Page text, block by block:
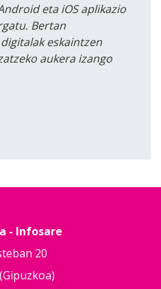
eta iOS aplikazio
Bertan
eskaintzen
aukera izango
- Infosare
20